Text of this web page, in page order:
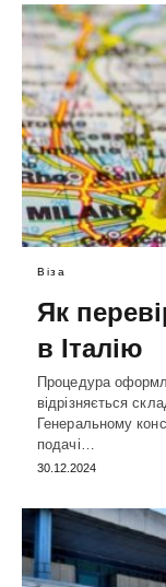
Віза
Як
в Італію
Процедура
відрізняється
Генеральному
подачі…
30.12.2024